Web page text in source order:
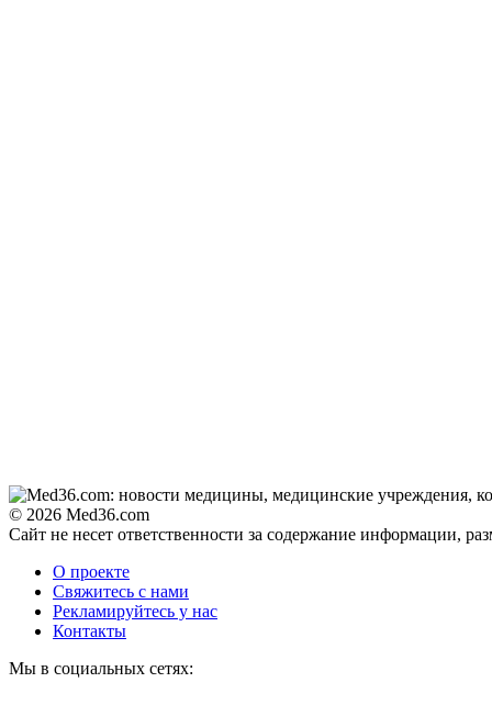
© 2026 Med36.com
Сайт не несет ответственности за содержание информации,
О проекте
Свяжитесь с нами
Рекламируйтесь у нас
Контакты
Мы в социальных сетях: